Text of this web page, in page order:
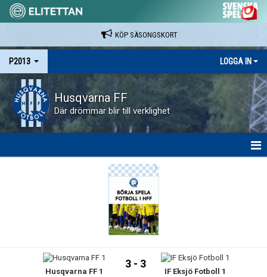
KÖP SÄSONGSKORT
P2013 LOGGA IN
Husqvarna FF
Där drömmar blir till verklighet
SPELARE & LEDARE
Husqvarna FF 1
3 - 3
IF Eksjö Fotboll 1